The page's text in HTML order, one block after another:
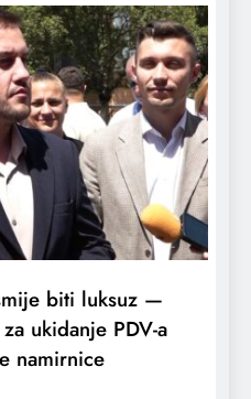
biti luksuz —
ukidanje PDV-a
namirnice